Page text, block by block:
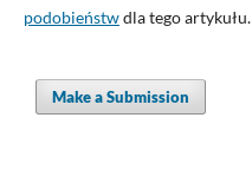
podobieństwdla tego artykułu.
Make a Submission